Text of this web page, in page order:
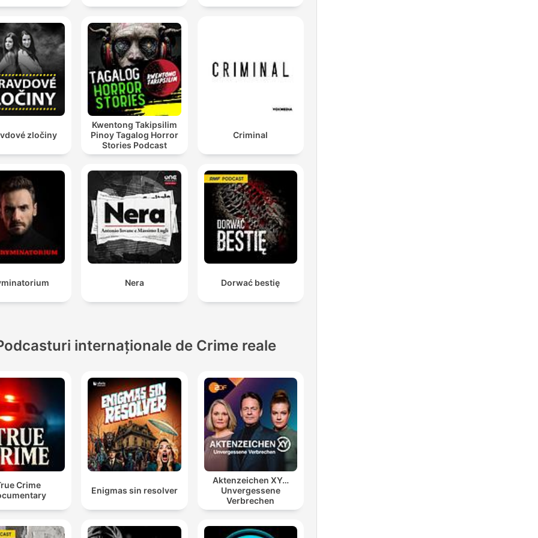
zločiny
Kwentong Takipsilim
Pinoy Tagalog Horror
Stories Podcast
Criminal
Nera Dorwać bestię
internaționale de Crime reale
Crime
Enigmas sin resolver
Aktenzeichen XY…
Unvergessene
Verbrechen